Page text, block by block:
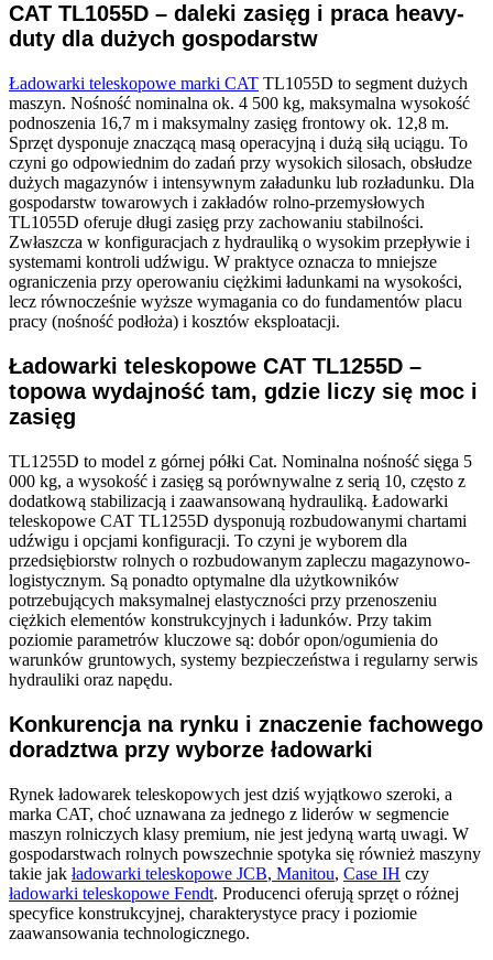
CAT TL1055D – daleki zasięg i praca heavy-
duty dla dużych gospodarstw
Ładowarki teleskopowe marki CAT TL1055D to segment dużych
maszyn. Nośność nominalna ok. 4 500 kg, maksymalna wysokość
podnoszenia 16,7 m i maksymalny zasięg frontowy ok. 12,8 m.
Sprzęt dysponuje znaczącą masą operacyjną i dużą siłą uciągu. To
czyni go odpowiednim do zadań przy wysokich silosach, obsłudze
dużych magazynów i intensywnym załadunku lub rozładunku. Dla
gospodarstw towarowych i zakładów rolno-przemysłowych
TL1055D oferuje długi zasięg przy zachowaniu stabilności.
Zwłaszcza w konfiguracjach z hydrauliką o wysokim przepływie i
systemami kontroli udźwigu. W praktyce oznacza to mniejsze
ograniczenia przy operowaniu ciężkimi ładunkami na wysokości,
lecz równocześnie wyższe wymagania co do fundamentów placu
pracy (nośność podłoża) i kosztów eksploatacji.
Ładowarki teleskopowe CAT TL1255D –
topowa wydajność tam, gdzie liczy się moc i
zasięg
TL1255D to model z górnej półki Cat. Nominalna nośność sięga 5
000 kg, a wysokość i zasięg są porównywalne z serią 10, często z
dodatkową stabilizacją i zaawansowaną hydrauliką. Ładowarki
teleskopowe CAT TL1255D dysponują rozbudowanymi chartami
udźwigu i opcjami konfiguracji. To czyni je wyborem dla
przedsiębiorstw rolnych o rozbudowanym zapleczu magazynowo-
logistycznym. Są ponadto optymalne dla użytkowników
potrzebujących maksymalnej elastyczności przy przenoszeniu
ciężkich elementów konstrukcyjnych i ładunków. Przy takim
poziomie parametrów kluczowe są: dobór opon/ogumienia do
warunków gruntowych, systemy bezpieczeństwa i regularny serwis
hydrauliki oraz napędu.
Konkurencja na rynku i znaczenie fachowego
doradztwa przy wyborze ładowarki
Rynek ładowarek teleskopowych jest dziś wyjątkowo szeroki, a
marka CAT, choć uznawana za jednego z liderów w segmencie
maszyn rolniczych klasy premium, nie jest jedyną wartą uwagi. W
gospodarstwach rolnych powszechnie spotyka się również maszyny
takie jak ładowarki teleskopowe JCB, Manitou, Case IH czy
ładowarki teleskopowe Fendt. Producenci oferują sprzęt o różnej
specyfice konstrukcyjnej, charakterystyce pracy i poziomie
zaawansowania technologicznego.